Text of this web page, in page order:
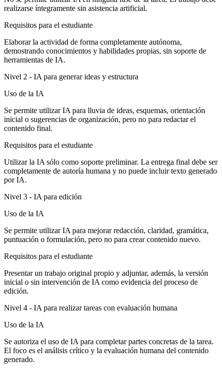
realizarse íntegramente sin asistencia artificial.
Requisitos para el estudiante
Elaborar la actividad de forma completamente autónoma,
demostrando conocimientos y habilidades propias, sin soporte de
herramientas de IA.
Nivel 2 - IA para generar ideas y estructura
Uso de la IA
Se permite utilizar IA para lluvia de ideas, esquemas, orientación
inicial o sugerencias de organización, pero no para redactar el
contenido final.
Requisitos para el estudiante
Utilizar la IA sólo como soporte preliminar. La entrega final debe ser
completamente de autoría humana y no puede incluir texto generado
por IA.
Nivel 3 - IA para edición
Uso de la IA
Se permite utilizar IA para mejorar redacción, claridad, gramática,
puntuación o formulación, pero no para crear contenido nuevo.
Requisitos para el estudiante
Presentar un trabajo original propio y adjuntar, además, la versión
inicial o sin intervención de IA como evidencia del proceso de
edición.
Nivel 4 - IA para realizar tareas con evaluación humana
Uso de la IA
Se autoriza el uso de IA para completar partes concretas de la tarea.
El foco es el análisis crítico y la evaluación humana del contenido
generado.